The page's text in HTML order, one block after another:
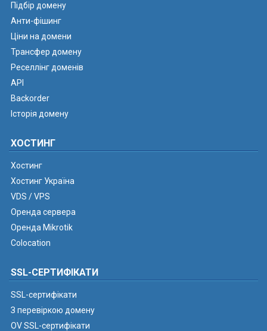
Підбір домену
Анти-фішинг
Ціни на домени
Трансфер домену
Реселлінг доменів
API
Backorder
Історія домену
ХОСТИНГ
Хостинг
Хостинг Україна
VDS / VPS
Оренда сервера
Оренда Mikrotik
Colocation
SSL-СЕРТИФІКАТИ
SSL-сертифікати
З перевіркою домену
OV SSL-сертифікати